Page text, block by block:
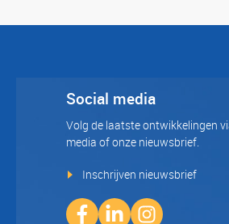
Social media
Volg de laatste ontwikkelingen
media of onze nieuwsbrief.
Inschrijven nieuwsbrief